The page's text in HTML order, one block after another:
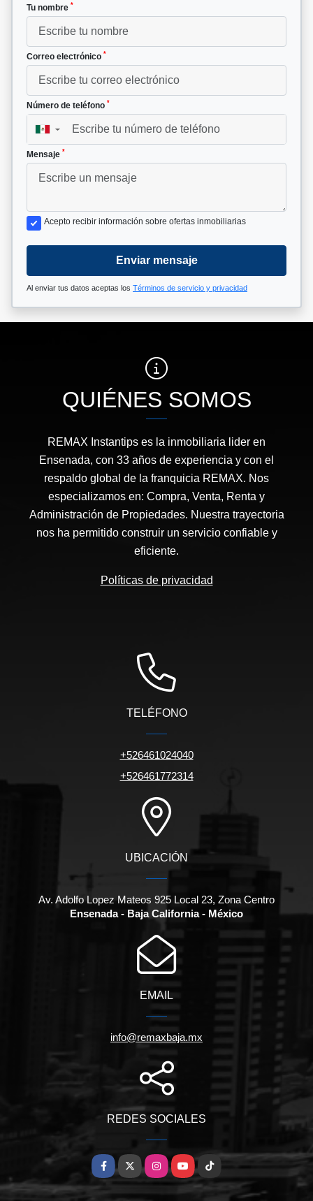
Tu nombre *
Correo electrónico *
Número de teléfono *
▼
Mensaje *
Acepto recibir información sobre ofertas inmobiliarias
Enviar mensaje
Al enviar tus datos aceptas los Términos de servicio y privacidad
QUIÉNES SOMOS
REMAX Instantips es la inmobiliaria lider en
Ensenada, con 33 años de experiencia y con el
respaldo global de la franquicia REMAX. Nos
especializamos en: Compra, Venta, Renta y
Administración de Propiedades. Nuestra trayectoria
nos ha permitido construir un servicio confiable y
eficiente.
Políticas de privacidad
TELÉFONO
+526461024040
+526461772314
UBICACIÓN
Av. Adolfo Lopez Mateos 925 Local 23, Zona Centro
Ensenada - Baja California - México
EMAIL
info@remaxbaja.mx
REDES SOCIALES
Facebook
X InstagramYouTubeTikTok